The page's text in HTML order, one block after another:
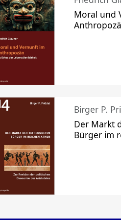
Moral und
Birger P.
Der Markt
Bürger im